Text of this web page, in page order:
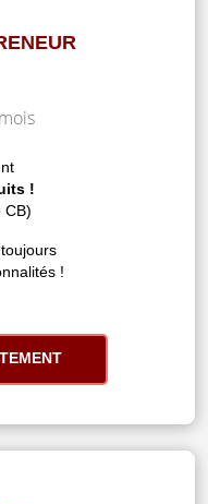
!
CB)
!